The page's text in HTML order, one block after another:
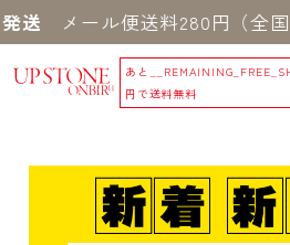
ール便送料280円（全国一律
あと
円で送料無料